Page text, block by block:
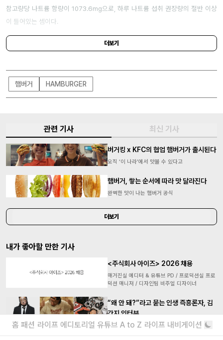
참고량당 나트륨 함량이 1073.6mg으로, 하루 나트륨 섭취 권장량의 절반 이상
이 들어있는 셈이다.
더보기
햄버거 HAMBURGER
관련 기사 최신 기사
버거킹 x KFC의 협업 햄버거가 출시된다
오직 ‘이 나라’에서 맛볼 수 있다고
햄버거, 쌓는 순서에 따라 맛 달라진다
완벽한 맛이 나는 햄버거 공식
더보기
내가 좋아할 만한 기사
<주식회사 아이즈> 2026 채용
매거진실 에디터 & 유튜브 PD / 프로덕션실 프로
덕션 매니저 / 디자인팀 비주얼 디자이너
“왜 안 돼?”라고 묻는 인생 즉흥론자, 김
간지 인터뷰
실패마저 근사한 안주거리가 되는 마법
홈 패션 라이프 에디토리얼 유튜브 A to Z 라이프 내비게이션